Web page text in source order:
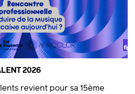
2026
revient pour sa 15ème